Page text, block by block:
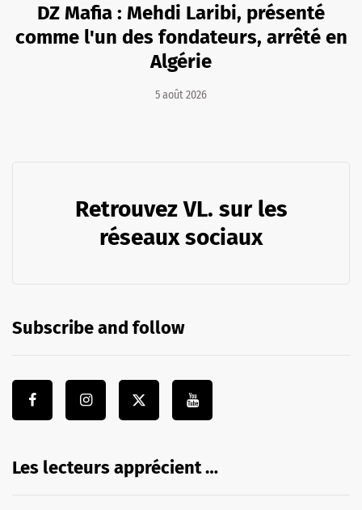
DZ Mafia : Mehdi Laribi, présenté
comme l'un des fondateurs, arrêté en
Algérie
5 août 2026
Retrouvez VL. sur les
réseaux sociaux
Subscribe and follow
Les lecteurs apprécient …